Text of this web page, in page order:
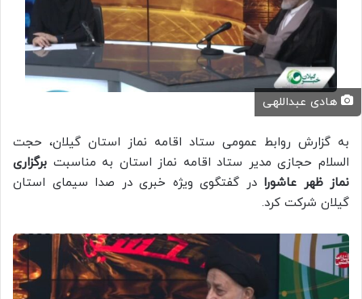
هادی عبداللهی
به گزارش روابط عمومی ستاد اقامه نماز استان گیلان، حجت
السلام حجازی مدیر ستاد اقامه نماز استان به مناسبت برگزاری
نماز ظهر عاشورا در گفتگوی ویژه خبری در صدا سیمای استان
گیلان شرکت کرد‌.